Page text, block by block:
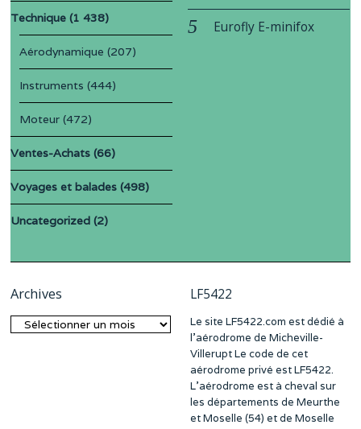
Technique (1 438)
Aérodynamique (207)
Instruments (444)
Moteur (472)
Ventes-Achats (66)
Voyages et balades (498)
Uncategorized (2)
Eurofly E-minifox
Archives
Archives
LF5422
Le site LF5422.com est dédié à
l’aérodrome de Micheville-
Villerupt Le code de cet
aérodrome privé est LF5422.
L’aérodrome est à cheval sur
les départements de Meurthe
et Moselle (54) et de Moselle